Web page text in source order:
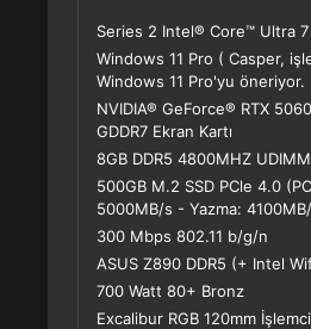
Series 2 Intel® Core™ Ultra
Windows 11 Pro ( Casper,
Windows 11 Pro'yu öneriyor.
NVIDIA® GeForce® RTX
GDDR7 Ekran Kartı
8GB DDR5 4800MHZ UDIMM
500GB M.2 SSD PCle 4.0
5000MB/s - Yazma:
300 Mbps 802.11 b/g/n
ASUS Z890 DDR5 (+ Intel
700 Watt 80+ Bronz
Excalibur RGB 120mm